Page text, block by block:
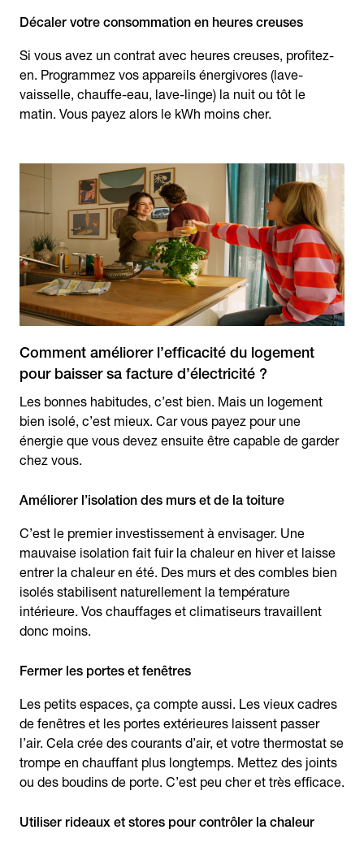
Décaler votre consommation en heures creuses
Si vous avez un contrat avec heures creuses, profitez-
en. Programmez vos appareils énergivores (lave-
vaisselle, chauffe-eau, lave-linge) la nuit ou tôt le
matin. Vous payez alors le kWh moins cher.
Comment améliorer l’efficacité du logement
pour baisser sa facture d’électricité ?
Les bonnes habitudes, c’est bien. Mais un logement
bien isolé, c’est mieux. Car vous payez pour une
énergie que vous devez ensuite être capable de garder
chez vous.
Améliorer l’isolation des murs et de la toiture
C’est le premier investissement à envisager. Une
mauvaise isolation fait fuir la chaleur en hiver et laisse
entrer la chaleur en été. Des murs et des combles bien
isolés stabilisent naturellement la température
intérieure. Vos chauffages et climatiseurs travaillent
donc moins.
Fermer les portes et fenêtres
Les petits espaces, ça compte aussi. Les vieux cadres
de fenêtres et les portes extérieures laissent passer
l’air. Cela crée des courants d’air, et votre thermostat se
trompe en chauffant plus longtemps. Mettez des joints
ou des boudins de porte. C’est peu cher et très efficace.
Utiliser rideaux et stores pour contrôler la chaleur